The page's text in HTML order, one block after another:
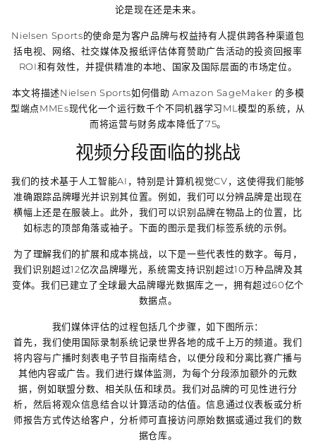
论是现在还是未来。
Nielsen Sports的使命是为客户品牌与权益持有人提供跨各种渠道包
括电视、网络、社交媒体及报纸评估体育赞助广告活动的投资回报率
ROI和有效性，并提供精准的本地、国家及国际层面的市场定位。
本文将描述Nielsen Sports如何借助 Amazon SageMaker 的多模
型端点MMEs现代化一个运行数千个不同机器学习ML模型的系统，从
而将运营与财务成本降低了75。
视频分段面临的挑战
我们的技术基于人工智能AI，特别是计算机视觉CV，这使得我们能够
准确跟踪品牌曝光并识别其位置。例如，我们可以分辨品牌是出现在
横幅上还是在服装上。此外，我们可以识别品牌在物品上的位置，比
如标志的顶部角落或袖子。下面的图示是我们标签系统的示例。
为了理解我们的扩展和成本挑战，以下是一些代表性的数字。每月，
我们识别超过12亿次品牌曝光，系统需支持识别超过10万种品牌及其
变体。我们已建立了全球最大品牌曝光数据库之一，拥有超过60亿个
数据点。
我们媒体评估的过程包括几个步骤，如下图所示：
首先，我们使用国际录制系统记录世界各地的成千上万的频道。我们
将内容与广播时刻表电子节目指南结合，以便分段和分离比赛广播与
其他内容或广告。我们进行媒体监测，为每个分段添加额外的元数
据，例如联盟分数、相关队伍和球员。我们对品牌的可见性进行分
析，然后将观众信息结合以计算活动的估值。信息通过仪表板或分析
师报告方式传达给客户，分析师可直接访问原始数据或通过我们的数
据仓库。